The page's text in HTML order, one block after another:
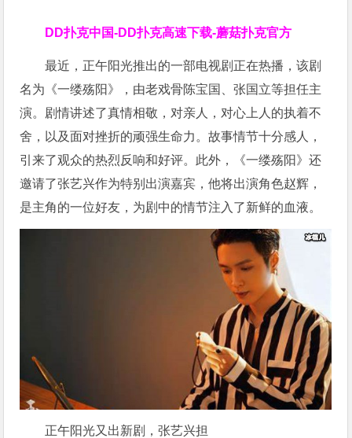
DD扑克中国-DD扑克高速下载-蘑菇扑克官方
最近，正午阳光推出的一部电视剧正在热播，该剧
名为《一缕殇阳》，由老戏骨陈宝国、张国立等担任主
演。剧情讲述了真情相敬，对亲人，对心上人的执着不
舍，以及面对挫折的顽强生命力。故事情节十分感人，
引来了观众的热烈反响和好评。此外，《一缕殇阳》还
邀请了张艺兴作为特别出演嘉宾，他将出演角色赵辉，
是主角的一位好友，为剧中的情节注入了新鲜的血液。
正午阳光又出新剧，张艺兴担